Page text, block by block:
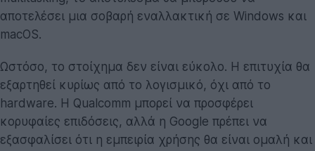
αποτελέσει μια σοβαρή εναλλακτική σε Windows και
macOS.
Ωστόσο, το στοίχημα δεν είναι εύκολο. Η επιτυχία θα
εξαρτηθεί κυρίως από το λογισμικό, όχι από το
hardware. Η Qualcomm μπορεί να προσφέρει
κορυφαίες επιδόσεις, αλλά η Google πρέπει να
εξασφαλίσει ότι η εμπειρία χρήσης θα είναι ομαλή και